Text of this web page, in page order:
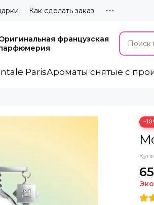
Как сделать заказ
французская
ParisАроматы cнятые с